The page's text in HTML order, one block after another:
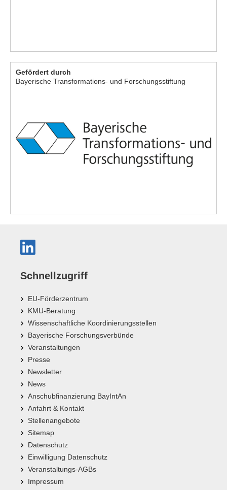
Gefördert durch
Bayerische Transformations- und Forschungsstiftung
Schnellzugriff
EU-Förderzentrum
KMU-Beratung
Wissenschaftliche Koordinierungsstellen
Bayerische Forschungsverbünde
Veranstaltungen
Presse
Newsletter
News
Anschubfinanzierung BayIntAn
Anfahrt & Kontakt
Stellenangebote
Sitemap
Datenschutz
Einwilligung Datenschutz
Veranstaltungs-AGBs
Impressum